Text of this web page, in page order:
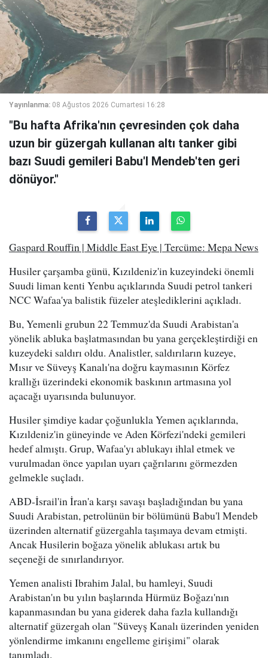
Yayınlanma: 08 Ağustos 2026 Cumartesi 16:28
"Bu hafta Afrika'nın çevresinden çok daha
uzun bir güzergah kullanan altı tanker gibi
bazı Suudi gemileri Babu'l Mendeb'ten geri
dönüyor."
Gaspard Rouffin | Middle East Eye | Tercüme: Mepa News
Husiler çarşamba günü, Kızıldeniz'in kuzeyindeki önemli
Suudi liman kenti Yenbu açıklarında Suudi petrol tankeri
NCC Wafaa'ya balistik füzeler ateşlediklerini açıkladı.
Bu, Yemenli grubun 22 Temmuz'da Suudi Arabistan'a
yönelik abluka başlatmasından bu yana gerçekleştirdiği en
kuzeydeki saldırı oldu. Analistler, saldırıların kuzeye,
Mısır ve Süveyş Kanalı'na doğru kaymasının Körfez
krallığı üzerindeki ekonomik baskının artmasına yol
açacağı uyarısında bulunuyor.
Husiler şimdiye kadar çoğunlukla Yemen açıklarında,
Kızıldeniz'in güneyinde ve Aden Körfezi'ndeki gemileri
hedef almıştı. Grup, Wafaa'yı ablukayı ihlal etmek ve
vurulmadan önce yapılan uyarı çağrılarını görmezden
gelmekle suçladı.
ABD-İsrail'in İran'a karşı savaşı başladığından bu yana
Suudi Arabistan, petrolünün bir bölümünü Babu'l Mendeb
üzerinden alternatif güzergahla taşımaya devam etmişti.
Ancak Husilerin boğaza yönelik ablukası artık bu
seçeneği de sınırlandırıyor.
Yemen analisti Ibrahim Jalal, bu hamleyi, Suudi
Arabistan'ın bu yılın başlarında Hürmüz Boğazı'nın
kapanmasından bu yana giderek daha fazla kullandığı
alternatif güzergah olan "Süveyş Kanalı üzerinden yeniden
yönlendirme imkanını engelleme girişimi" olarak
tanımladı.